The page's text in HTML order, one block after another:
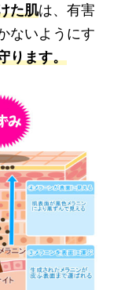
た肌は、有害
ないようにす
ります。